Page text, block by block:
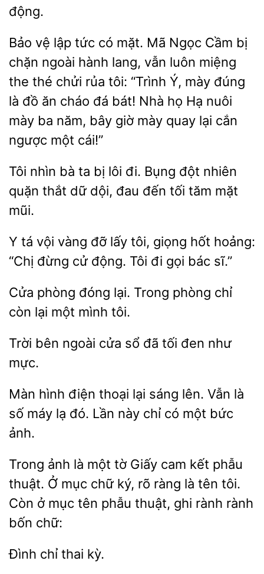
động.
Bảo lập tức
mặt. Mã Ngọc Cầm bị
chặn ngoài hành lang, vẫn luôn miệng
the thé chửi rủa tôi: “Trình Ý, mày đúng
là đồ ăn cháo đá bát! Nhà họ Hạ nuôi
mày ba năm,
giờ mày quay lại cắn
ngược một cái!”
Tôi nhìn bà ta bị lôi
Bụng đột nhiên
quặn thắt dữ
đau đến tối tăm
mũi.
Y tá vội vàng đỡ lấy tôi, giọng
hoảng:
“Chị
cử động. Tôi đi bác sĩ.”
Cửa phòng đóng Trong
chỉ
còn
một mình tôi.
Trời ngoài cửa sổ
tối đen
mực.
Màn hình điện lại sáng lên.
là
số máy lạ đó. Lần này chỉ
một bức
ảnh.
Trong ảnh là
tờ Giấy cam kết phẫu
thuật. Ở
chữ ký, rõ ràng là tên tôi.
Còn ở
tên phẫu thuật, ghi rành rành
bốn chữ:
thai